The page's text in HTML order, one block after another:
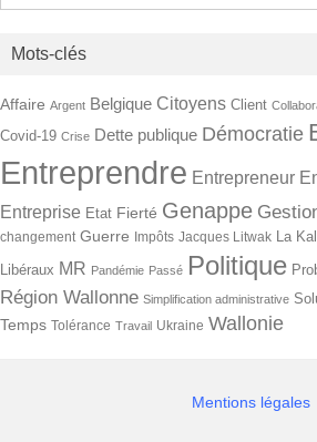
Mots-clés
Affaire Argent Belgique Citoyens Client
Covid-19 Crise Dette publique Démocratie
Entreprendre Entrepreneur
Entreprise Etat Fierté Genappe
changement Guerre Impôts Jacques Litwak La
Libéraux MR Pandémie Passé Politique
Région Wallonne Simplification administrative
Temps Tolérance Travail Ukraine Wallonie
Mentions légales